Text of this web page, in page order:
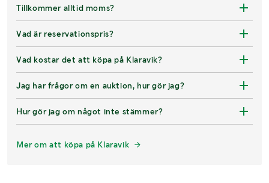
Tillkommer alltid moms?
Vad är reservationspris?
Vad kostar det att köpa på Klaravik?
Jag har frågor om en auktion, hur gör jag?
Hur gör jag om något inte stämmer?
Mer om att köpa på Klaravik